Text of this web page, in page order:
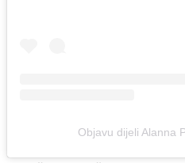
Objavu dijeli Alanna